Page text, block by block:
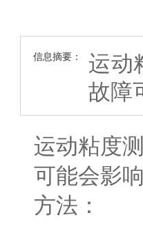
信息摘要：
运动
故障
运动粘度
可能会影
方法：